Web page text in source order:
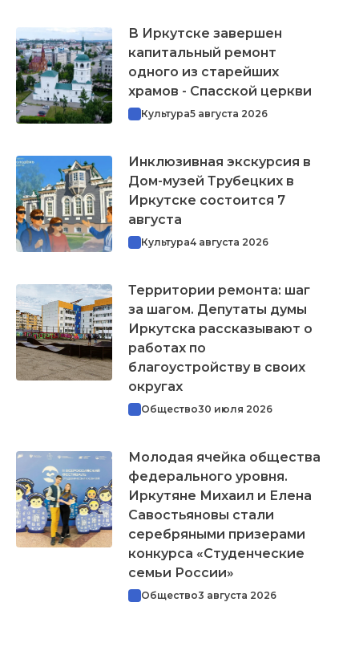
В Иркутске завершен
капитальный ремонт
одного из старейших
храмов - Спасской церкви
Культура5 августа 2026
Инклюзивная экскурсия в
Дом-музей Трубецких в
Иркутске состоится 7
августа
Культура4 августа 2026
Территории ремонта: шаг
за шагом. Депутаты думы
Иркутска рассказывают о
работах по
благоустройству в своих
округах
Общество30 июля 2026
Молодая ячейка общества
федерального уровня.
Иркутяне Михаил и Елена
Савостьяновы стали
серебряными призерами
конкурса «Студенческие
семьи России»
Общество3 августа 2026